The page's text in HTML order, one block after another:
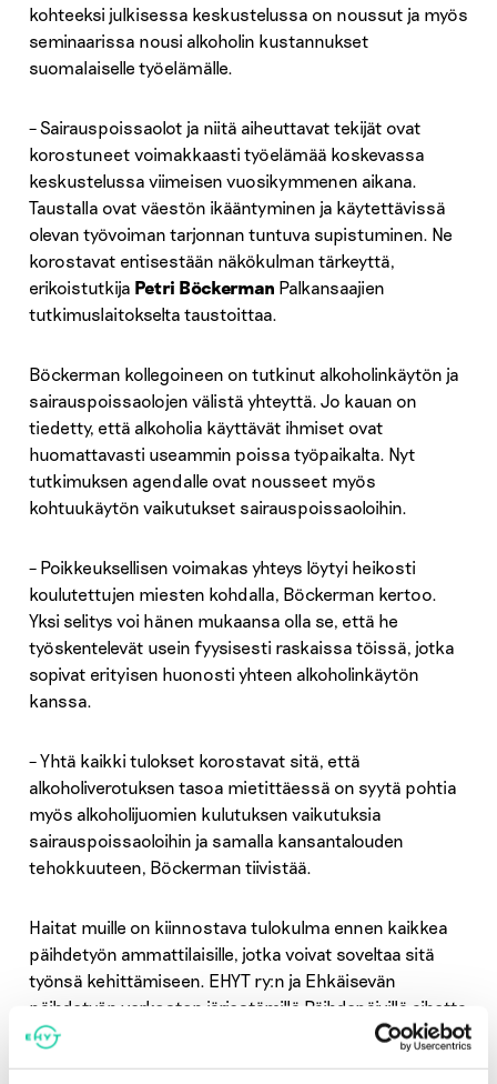
kohteeksi julkisessa keskustelussa on noussut ja myös
seminaarissa nousi alkoholin kustannukset
suomalaiselle työelämälle.
– Sairauspoissaolot ja niitä aiheuttavat tekijät ovat
korostuneet voimakkaasti työelämää koskevassa
keskustelussa viimeisen vuosikymmenen aikana.
Taustalla ovat väestön ikääntyminen ja käytettävissä
olevan työvoiman tarjonnan tuntuva supistuminen. Ne
korostavat entisestään näkökulman tärkeyttä,
erikoistutkija Petri Böckerman Palkansaajien
tutkimuslaitokselta taustoittaa.
Böckerman kollegoineen on tutkinut alkoholinkäytön ja
sairauspoissaolojen välistä yhteyttä. Jo kauan on
tiedetty, että alkoholia käyttävät ihmiset ovat
huomattavasti useammin poissa työpaikalta. Nyt
tutkimuksen agendalle ovat nousseet myös
kohtuukäytön vaikutukset sairauspoissaoloihin.
– Poikkeuksellisen voimakas yhteys löytyi heikosti
koulutettujen miesten kohdalla, Böckerman kertoo.
Yksi selitys voi hänen mukaansa olla se, että he
työskentelevät usein fyysisesti raskaissa töissä, jotka
sopivat erityisen huonosti yhteen alkoholinkäytön
kanssa.
– Yhtä kaikki tulokset korostavat sitä, että
alkoholiverotuksen tasoa mietittäessä on syytä pohtia
myös alkoholijuomien kulutuksen vaikutuksia
sairauspoissaoloihin ja samalla kansantalouden
tehokkuuteen, Böckerman tiivistää.
Haitat muille on kiinnostava tulokulma ennen kaikkea
päihdetyön ammattilaisille, jotka voivat soveltaa sitä
työnsä kehittämiseen. EHYT ry:n ja Ehkäisevän
päihdetyön verkoston järjestämillä Päihdepäivillä aihetta
käsiteltiinkin monipuolisesti eri riippuvuuksien ja